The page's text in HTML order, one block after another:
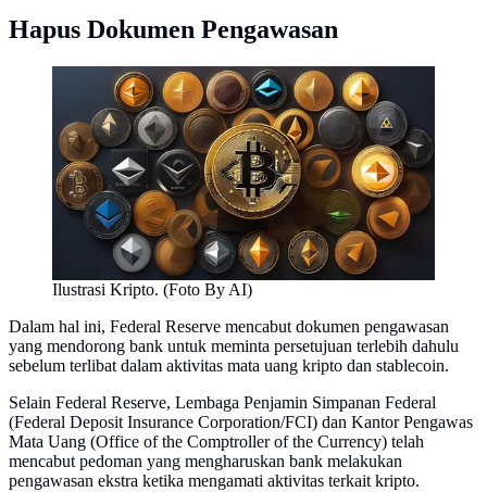
Hapus Dokumen Pengawasan
Ilustrasi Kripto. (Foto By AI)
Dalam hal ini, Federal Reserve mencabut dokumen pengawasan
yang mendorong bank untuk meminta persetujuan terlebih dahulu
sebelum terlibat dalam aktivitas mata uang kripto dan stablecoin.
Selain Federal Reserve, Lembaga Penjamin Simpanan Federal
(Federal Deposit Insurance Corporation/FCI) dan Kantor Pengawas
Mata Uang (Office of the Comptroller of the Currency) telah
mencabut pedoman yang mengharuskan bank melakukan
pengawasan ekstra ketika mengamati aktivitas terkait kripto.